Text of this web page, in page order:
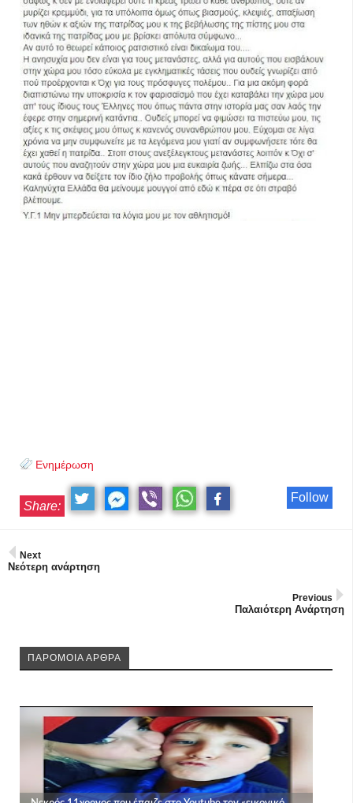
Ενημέρωση
Follow
Share:
Next
Νεότερη ανάρτηση
Previous
Παλαιότερη Ανάρτηση
ΠΑΡΟΜΟΙΑ ΑΡΘΡΑ